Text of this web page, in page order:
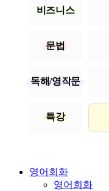
비즈니스
문법
독해/영작문
특강
영어회화
영어회화